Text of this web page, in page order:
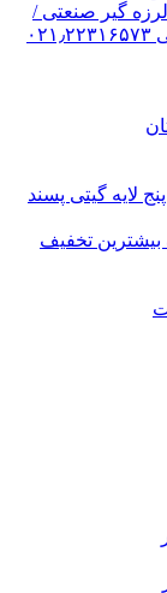
گیر صنعتی /
شیرفلکه چدنی / اتصالات پتروشیمی ۰۲۱٫۲۲۳۱۶۵۷۳
لایه گیتی پسند
سوپرپایپ ۱۴۰۰ ارایه بیشترین تخفیف